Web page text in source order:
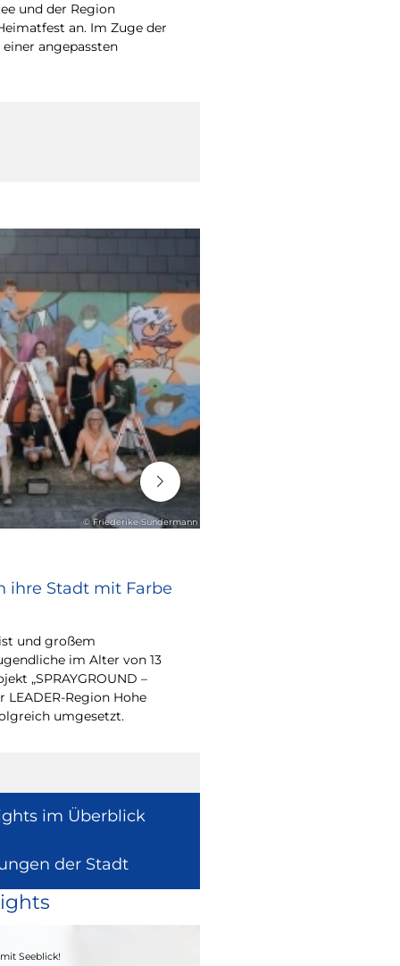
und der Region
an. Im Zuge der
angepassten
© Friederike Sundermann
ihre Stadt mit Farbe
und großem
im Alter von 13
„SPRAYGROUND –
Region Hohe
umgesetzt.
im Überblick
der Stadt
Seeblick!